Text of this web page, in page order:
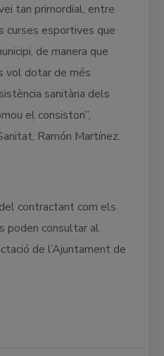
tan primordial, entre
curses esportives que
de manera que
vol dotar de més
sanitària dels
el consistori”,
Ramón Martínez.
contractant com els
poden consultar al
de l’Ajuntament de